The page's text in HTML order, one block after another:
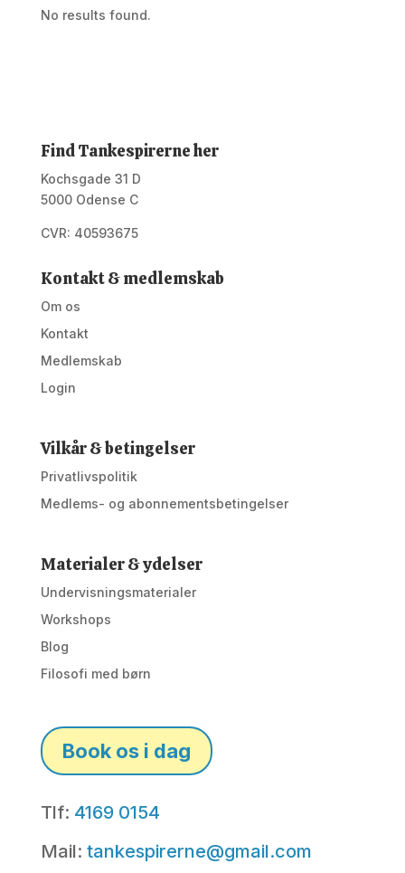
No results found.
Find Tankespirerne her
Kochsgade 31 D
5000 Odense C
CVR: 40593675
Kontakt & medlemskab
Om os
Kontakt
Medlemskab
Login
Vilkår & betingelser
Privatlivspolitik
Medlems- og abonnementsbetingelser
Materialer & ydelser
Undervisningsmaterialer
Workshops
Blog
Filosofi med børn
Book os i dag
Tlf: 4169 0154
Mail: tankespirerne@gmail.com